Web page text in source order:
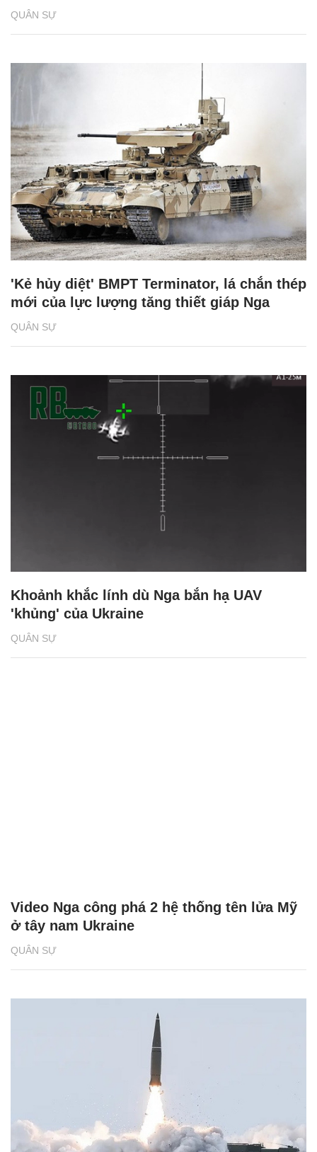
QUÂN SỰ
QUÂN SỰ
'Kẻ hủy diệt' BMPT Terminator, lá chắn thép
mới của lực lượng tăng thiết giáp Nga
QUÂN SỰ
Khoảnh khắc lính dù Nga bắn hạ UAV
'khủng' của Ukraine
QUÂN SỰ
Video Nga công phá 2 hệ thống tên lửa Mỹ
ở tây nam Ukraine